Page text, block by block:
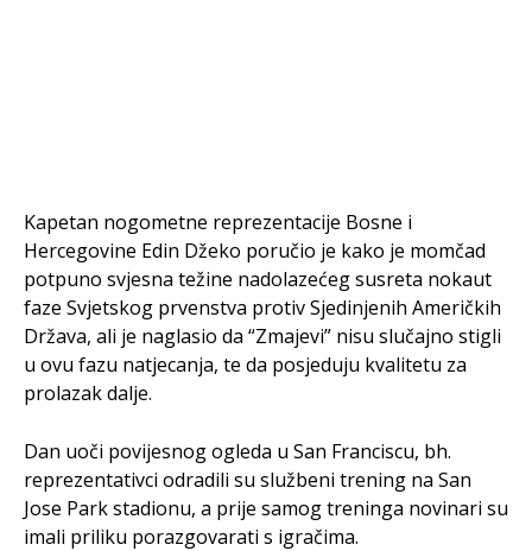
Kapetan nogometne reprezentacije Bosne i
Hercegovine Edin Džeko poručio je kako je momčad
potpuno svjesna težine nadolazećeg susreta nokaut
faze Svjetskog prvenstva protiv Sjedinjenih Američkih
Država, ali je naglasio da “Zmajevi” nisu slučajno stigli
u ovu fazu natjecanja, te da posjeduju kvalitetu za
prolazak dalje.
​Dan uoči povijesnog ogleda u San Franciscu, bh.
reprezentativci odradili su službeni trening na San
Jose Park stadionu, a prije samog treninga novinari su
imali priliku porazgovarati s igračima.